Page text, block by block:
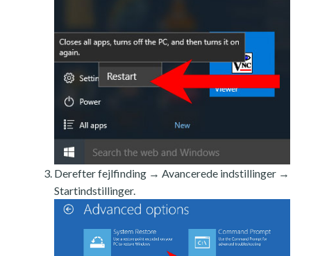
Derefter fejlfinding → Avancerede indstillinger →
Startindstillinger.